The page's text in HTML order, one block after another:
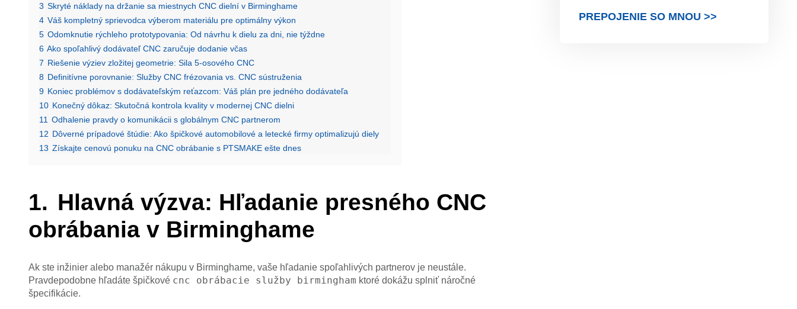
3 Skryté náklady na držanie sa miestnych CNC dielní v Birminghame
4 Váš kompletný sprievodca výberom materiálu pre optimálny výkon
5 Odomknutie rýchleho prototypovania: Od návrhu k dielu za dni, nie týždne
6 Ako spoľahlivý dodávateľ CNC zaručuje dodanie včas
7 Riešenie výziev zložitej geometrie: Sila 5-osového CNC
8 Definitívne porovnanie: Služby CNC frézovania vs. CNC sústruženia
9 Koniec problémov s dodávateľským reťazcom: Váš plán pre jedného dodávateľa
10 Konečný dôkaz: Skutočná kontrola kvality v modernej CNC dielni
11 Odhalenie pravdy o komunikácii s globálnym CNC partnerom
12 Dôverné prípadové štúdie: Ako špičkové automobilové a letecké firmy optimalizujú diely
13 Získajte cenovú ponuku na CNC obrábanie s PTSMAKE ešte dnes
Hlavná výzva: Hľadanie presného CNC
obrábania v Birminghame
Ak ste inžinier alebo manažér nákupu v Birminghame, vaše hľadanie spoľahlivých partnerov je neustále.
Pravdepodobne hľadáte špičkové cnc obrábacie služby birmingham ktoré dokážu splniť náročné
špecifikácie.
PREPOJENIE SO MNOU >>